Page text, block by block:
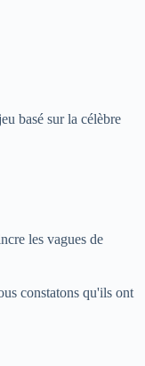
basé sur la célèbre
les vagues de
constatons qu'ils ont